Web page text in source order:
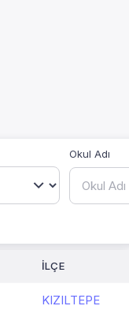
Okul Adı
İLÇE
KIZILTEPE